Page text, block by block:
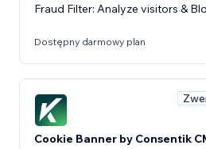
Fraud Filter: Analyze visitors &
Dostępny darmowy plan
Cookie Banner by Consentik